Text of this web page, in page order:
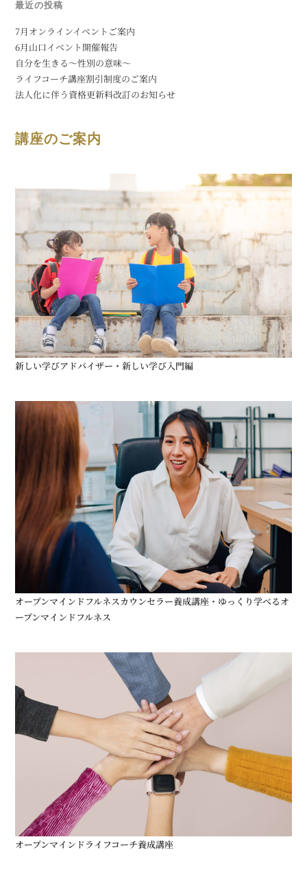
最近の投稿
7月オンラインイベントご案内
6月山口イベント開催報告
自分を生きる〜性別の意味〜
ライフコーチ講座割引制度のご案内
法人化に伴う資格更新料改訂のお知らせ
講座のご案内
新しい学びアドバイザー・新しい学び入門編
オープンマインドフルネスカウンセラー養成講座・ゆっくり学べるオ
ープンマインドフルネス
オープンマインドライフコーチ養成講座